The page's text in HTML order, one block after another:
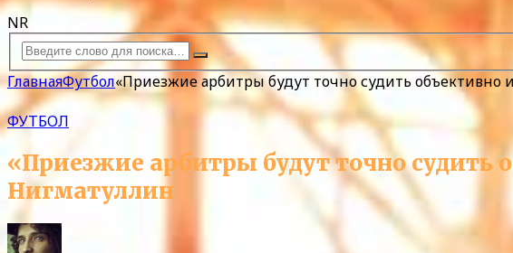
NR
ГлавнаяФутбол«Приезжие арбитры будут точно судить
ФУТБОЛ
«Приезжие арбитры будут точно
Нигматуллин